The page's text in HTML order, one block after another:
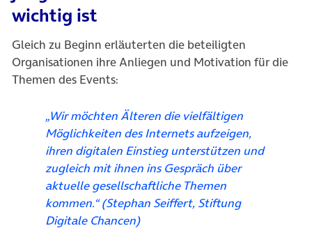
wichtig ist
Gleich zu Beginn erläuterten die beteiligten
Organisationen ihre Anliegen und Motivation für die
Themen des Events:
„Wir möchten Älteren die vielfältigen
Möglichkeiten des Internets aufzeigen,
ihren digitalen Einstieg unterstützen und
zugleich mit ihnen ins Gespräch über
aktuelle gesellschaftliche Themen
kommen.“ (Stephan Seiffert, Stiftung
Digitale Chancen)